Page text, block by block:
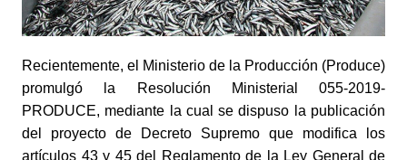
Recientemente, el Ministerio de la Producción (Produce)
promulgó la Resolución Ministerial 055-2019-
PRODUCE, mediante la cual se dispuso la publicación
del proyecto de Decreto Supremo que modifica los
artículos 43 y 45 del Reglamento de la Ley General de